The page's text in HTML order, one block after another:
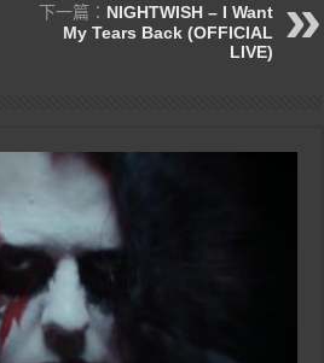
下一篇： NIGHTWISH – I Want
My Tears Back (OFFICIAL
LIVE)